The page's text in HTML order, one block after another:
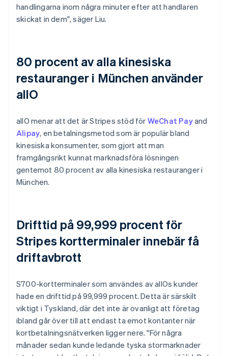
handlingarna inom några minuter efter att handlaren
skickat in dem", säger Liu.
80 procent av alla kinesiska
restauranger i München använder
allO
allO menar att det är Stripes stöd för WeChat Payand
Alipay, en betalningsmetod som är populär bland
kinesiska konsumenter, som gjort att man
framgångsrikt kunnat marknadsföra lösningen
gentemot 80 procent av alla kinesiska restauranger i
München.
Drifttid på 99,999 procent för
Stripes kortterminaler innebär få
driftavbrott
S700-kortterminaler som användes av allOs kunder
hade en drifttid på 99,999 procent. Detta är särskilt
viktigt i Tyskland, där det inte är ovanligt att företag
ibland går över till att endast ta emot kontanter när
kortbetalningsnätverken ligger nere. "För några
månader sedan kunde ledande tyska stormarknader